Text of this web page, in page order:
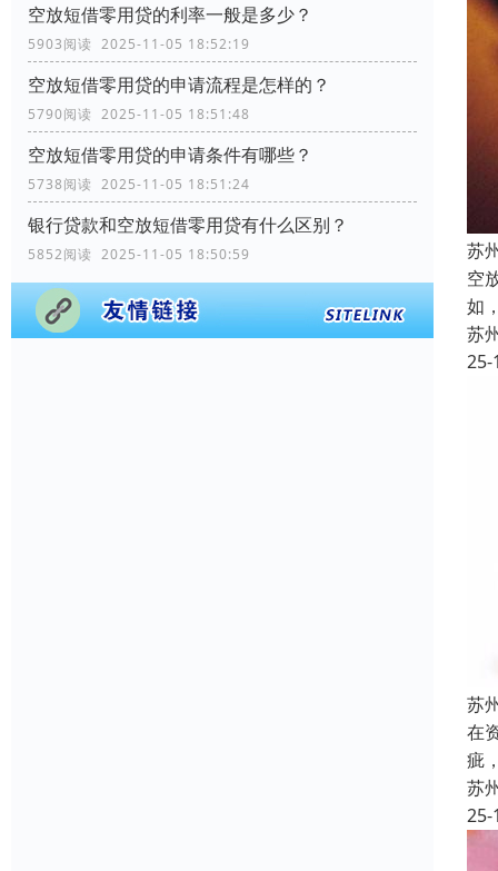
空放短借零用贷的利率一般是多少？
5903阅读 2025-11-05 18:52:19
空放短借零用贷的申请流程是怎样的？
5790阅读 2025-11-05 18:51:48
空放短借零用贷的申请条件有哪些？
5738阅读 2025-11-05 18:51:24
银行贷款和空放短借零用贷有什么区别？
5852阅读 2025-11-05 18:50:59
苏
空
如
苏
25-
苏
在
疵
苏
25-